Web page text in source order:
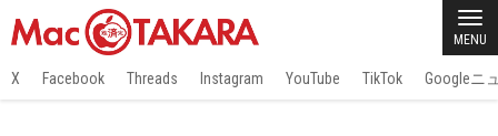
MENU
X Facebook Threads Instagram YouTube TikTok Googleニ